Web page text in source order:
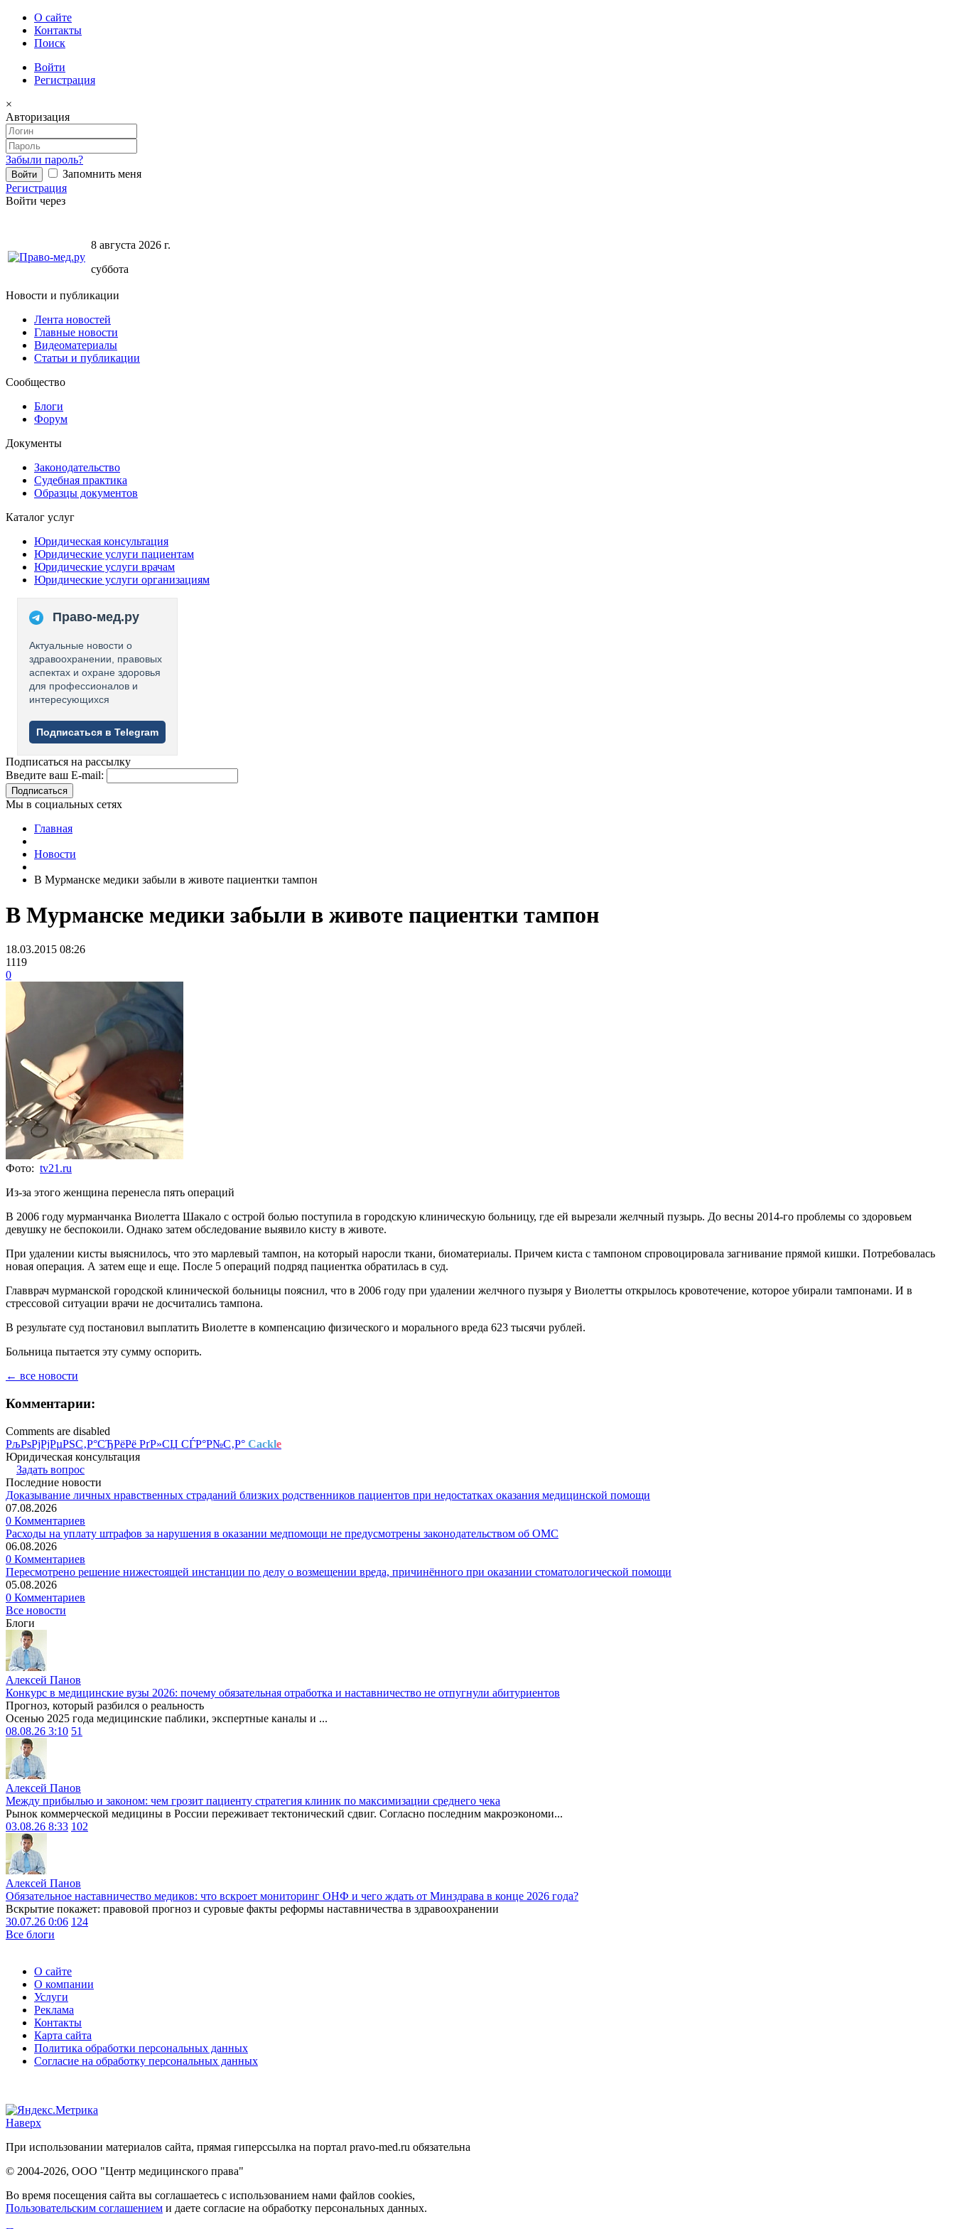
О сайте
Контакты
Поиск
Войти
Регистрация
×
Авторизация
Забыли пароль?
Запомнить меня
Регистрация
Войти через
8 августа 2026 г.
суббота
Новости и публикации
Лента новостей
Главные новости
Видеоматериалы
Статьи и публикации
Сообщество
Блоги
Форум
Документы
Законодательство
Судебная практика
Образцы документов
Каталог услуг
Юридическая консультация
Юридические услуги пациентам
Юридические услуги врачам
Юридические услуги организациям
Право-мед.ру
Актуальные новости о
здравоохранении, правовых
аспектах и охране здоровья
для профессионалов и
интересующихся
Подписаться в Telegram
Подписаться на рассылку
Введите ваш E-mail:
Подписаться
Мы в социальных сетях
Главная
Новости
В Мурманске медики забыли в животе пациентки тампон
В Мурманске медики забыли в животе пациентки тампон
18.03.2015 08:26
1119
0
Фото: tv21.ru
Из-за этого женщина перенесла пять операций
В 2006 году мурманчанка Виолетта Шакало с острой болью поступила в городскую клиническую больницу, где ей вырезали желчный пузырь. До весны 2014-го проблемы со здоровьем
девушку не беспокоили. Однако затем обследование выявило кисту в животе.
При удалении кисты выяснилось, что это марлевый тампон, на который наросли ткани, биоматериалы. Причем киста с тампоном спровоцировала загнивание прямой кишки. Потребовалась
новая операция. А затем еще и еще. После 5 операций подряд пациентка обратилась в суд.
Главврач мурманской городской клинической больницы пояснил, что в 2006 году при удалении желчного пузыря у Виолетты открылось кровотечение, которое убирали тампонами. И в
стрессовой ситуации врачи не досчитались тампона.
В результате суд постановил выплатить Виолетте в компенсацию физического и морального вреда 623 тысячи рублей.
Больница пытается эту сумму оспорить.
← все новости
Комментарии:
Comments are disabled
РљРѕРјРјРµРЅС‚Р°СЂРёРё РґР»СЏ СЃР°Р№С‚Р° Cackle
Юридическая консультация
Задать вопрос
Последние новости
Доказывание личных нравственных страданий близких родственников пациентов при недостатках оказания медицинской помощи
07.08.2026
0 Комментариев
Расходы на уплату штрафов за нарушения в оказании медпомощи не предусмотрены законодательством об ОМС
06.08.2026
0 Комментариев
Пересмотрено решение нижестоящей инстанции по делу о возмещении вреда, причинённого при оказании стоматологической помощи
05.08.2026
0 Комментариев
Все новости
Блоги
Алексей Панов
Конкурс в медицинские вузы 2026: почему обязательная отработка и наставничество не отпугнули абитуриентов
Прогноз, который разбился о реальность
Осенью 2025 года медицинские паблики, экспертные каналы и ...
08.08.26 3:10 51
Алексей Панов
Между прибылью и законом: чем грозит пациенту стратегия клиник по максимизации среднего чека
Рынок коммерческой медицины в России переживает тектонический сдвиг. Согласно последним макроэкономи...
03.08.26 8:33 102
Алексей Панов
Обязательное наставничество медиков: что вскроет мониторинг ОНФ и чего ждать от Минздрава в конце 2026 года?
Вскрытие покажет: правовой прогноз и суровые факты реформы наставничества в здравоохранении
30.07.26 0:06 124
Все блоги
О сайте
О компании
Услуги
Реклама
Контакты
Карта сайта
Политика обработки персональных данных
Согласие на обработку персональных данных
Наверх
При использовании материалов сайта, прямая гиперссылка на портал pravo-med.ru обязательна
© 2004-2026, ООО "Центр медицинского права"
Во время посещения сайта вы соглашаетесь с использованием нами файлов cookies,
Пользовательским соглашением и даете согласие на обработку персональных данных.